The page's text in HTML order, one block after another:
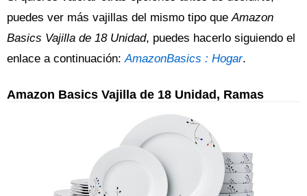
puedes ver más vajillas del mismo tipo queAmazon
Basics Vajilla de 18 Unidad, puedes hacerlo siguiendo el
enlace a continuación:AmazonBasics : Hogar.
Amazon Basics Vajilla de 18 Unidad, Ramas